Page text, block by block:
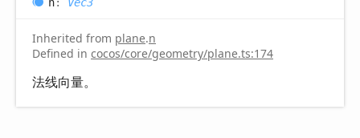
Inherited from plane.n
Defined in cocos/core/geometry/plane.ts:174
法线向量。